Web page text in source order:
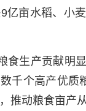
亿亩水稻、小
食生产贡献明
千个高产优质
推动粮食亩产